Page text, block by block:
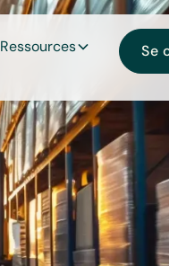
Ressources Se